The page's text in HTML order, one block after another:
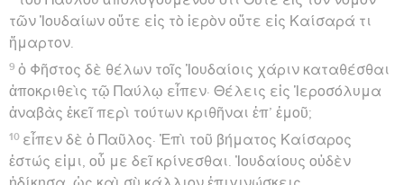
προγινώσκοντές με ἄνωθεν, ἐὰν θέλωσι μαρτυρεῖν,
ὅτι κατὰ τὴν ἀκριβεστάτην αἵρεσιν τῆς ἡμετέρας
καὶ νῦν ἐπ’ ἐλπίδι τῆς εἰς τοὺς πατέρας ἡμῶν
ἐπαγγελίας γενομένης ὑπὸ τοῦ θεοῦ ἕστηκα
κρινόμενος,
εἰς ἣν τὸ δωδεκάφυλον ἡμῶν ἐν ἐκτενείᾳ νύκτα καὶ
ἡμέραν λατρεῦον ἐλπίζει καταντῆσαι· περὶ ἧς